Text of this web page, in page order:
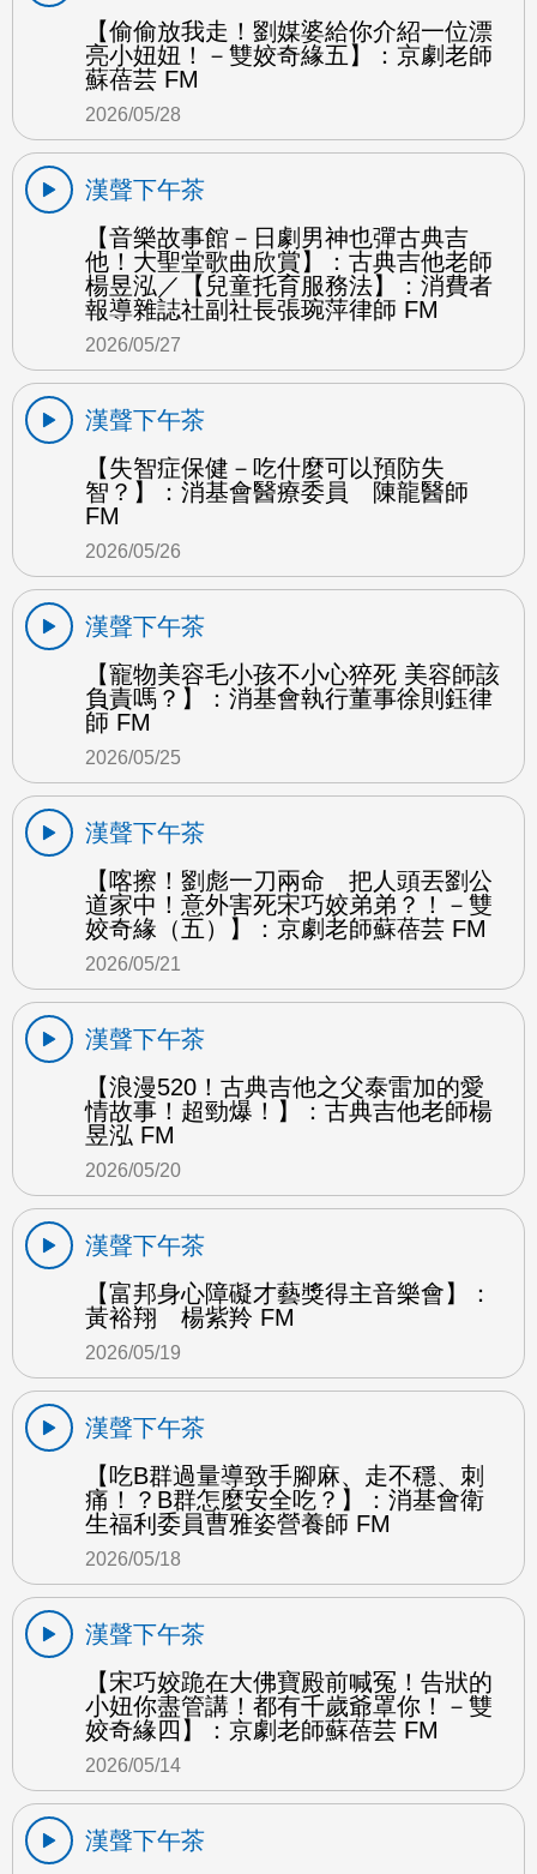
【偷偷放我走！劉媒婆給你介紹一位漂
亮小妞妞！－雙姣奇緣五】：京劇老師
蘇蓓芸 FM
2026/05/28
漢聲下午茶
【音樂故事館－日劇男神也彈古典吉
他！大聖堂歌曲欣賞】：古典吉他老師
楊昱泓／【兒童托育服務法】：消費者
報導雜誌社副社長張琬萍律師 FM
2026/05/27
漢聲下午茶
【失智症保健－吃什麼可以預防失
智？】：消基會醫療委員 陳龍醫師
FM
2026/05/26
漢聲下午茶
【寵物美容毛小孩不小心猝死 美容師該
負責嗎？】：消基會執行董事徐則鈺律
師 FM
2026/05/25
漢聲下午茶
【喀擦！劉彪一刀兩命 把人頭丟劉公
道家中！意外害死宋巧姣弟弟？！－雙
姣奇緣（五）】：京劇老師蘇蓓芸 FM
2026/05/21
漢聲下午茶
【浪漫520！古典吉他之父泰雷加的愛
情故事！超勁爆！】：古典吉他老師楊
昱泓 FM
2026/05/20
漢聲下午茶
【富邦身心障礙才藝獎得主音樂會】：
黃裕翔 楊紫羚 FM
2026/05/19
漢聲下午茶
【吃B群過量導致手腳麻、走不穩、刺
痛！？B群怎麼安全吃？】：消基會衛
生福利委員曹雅姿營養師 FM
2026/05/18
漢聲下午茶
【宋巧姣跪在大佛寶殿前喊冤！告狀的
小妞你盡管講！都有千歲爺罩你！－雙
姣奇緣四】：京劇老師蘇蓓芸 FM
2026/05/14
漢聲下午茶